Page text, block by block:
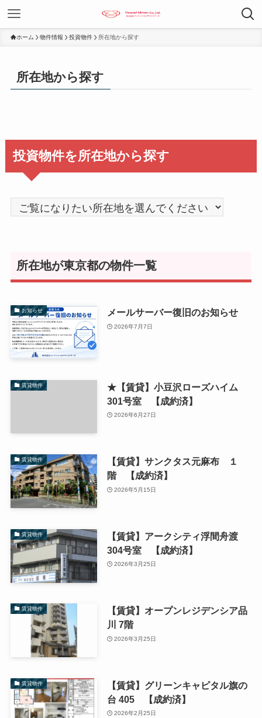
ホーム 物件情報 投資物件 所在地から探す
所在地から探す
投資物件を所在地から探す
所在地が東京都の物件一覧
お知らせ メールサーバー復旧のお知らせ
2026年7月7日
賃貸物件
★【賃貸】小豆沢ローズハイム
301号室 【成約済】
2026年6月27日
賃貸物件
【賃貸】サンクタス元麻布 １
階 【成約済】
2026年5月15日
賃貸物件
【賃貸】アークシティ浮間舟渡
304号室 【成約済】
2026年3月25日
賃貸物件
【賃貸】オープンレジデンシア品
川 7階
2026年3月25日
賃貸物件
【賃貸】グリーンキャピタル旗の
台 405 【成約済】
2026年2月25日